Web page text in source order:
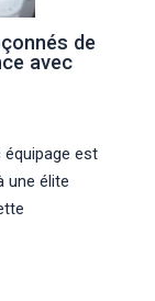
de
avec
équipage est
une élite